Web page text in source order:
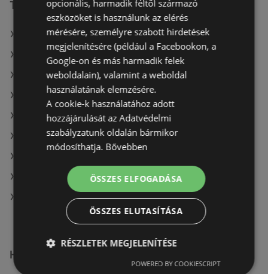
További linkek
A(z) Fressnapf-Hungária Kft. ajánlatai
A(z) Auchan ajánlatai
A(z) CBA ajánlatai
A(z) AlphaZoo aktuális akciós újságjai
A(z) COOP Szolnok Zrt. aktuális akciós újságjai
A(z) Tesco aktuális akciós újságjai
A(z) Spar aktuális akciós újságjai
A(z) Fressnapf-Hungária Kft. üzletei itt: Sopron-
Hasonló kiskereskedők
opcionális, harmadik féltől származó
eszközöket is használunk az elérés
mérésére, személyre szabott hirdetések
megjelenítésére (például a Facebookon, a
Google-on és más harmadik felek
weboldalain), valamint a weboldal
használatának elemzésére.
A cookie-k használatához adott
hozzájárulását az Adatvédelmi
szabályzatunk oldalán bármikor
módosíthatja. Bővebben
ÖSSZES ELFOGADÁSA
ÖSSZES ELUTASÍTÁSA
RÉSZLETEK MEGJELENÍTÉSE
POWERED BY COOKIESCRIPT